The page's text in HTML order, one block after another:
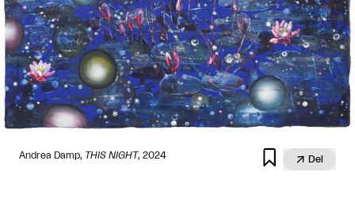
Andrea Damp, THIS NIGHT, 2024   Del